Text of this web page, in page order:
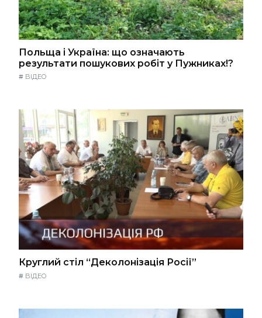
Польща і Україна: що означають
результати пошукових робіт у Пужниках!?
# ВІДЕО
Круглий стіл “Деколонізація Росії”
# ВІДЕО